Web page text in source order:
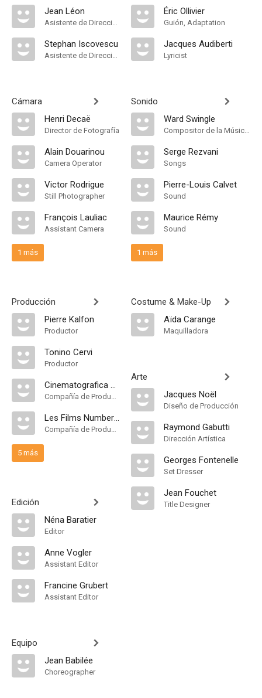
Jean Léon
Asistente de Dirección
Stephan Iscovescu
Asistente de Dirección
Cámara
Henri Decaë
Director de Fotografía
Alain Douarinou
Camera Operator
Victor Rodrigue
Still Photographer
François Lauliac
Assistant Camera
1 más
Producción
Pierre Kalfon
Productor
Tonino Cervi
Productor
Cinematografica Cervi
Compañía de Produccion
Les Films Number One
Compañía de Produccion
5 más
Edición
Néna Baratier
Editor
Anne Vogler
Assistant Editor
Francine Grubert
Assistant Editor
Equipo
Jean Babilée
Choreographer
Éric Ollivier
Guión, Adaptation
Jacques Audiberti
Lyricist
Sonido
Ward Swingle
Compositor de la Música Original
Serge Rezvani
Songs
Pierre-Louis Calvet
Sound
Maurice Rémy
Sound
1 más
Costume & Make-Up
Aïda Carange
Maquilladora
Arte
Jacques Noël
Diseño de Producción
Raymond Gabutti
Dirección Artística
Georges Fontenelle
Set Dresser
Jean Fouchet
Title Designer